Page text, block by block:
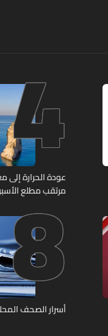
4
عودة الحرارة إلى
مرتقب مطلع
8
أسرار الصحف المحلية ٦-٨-